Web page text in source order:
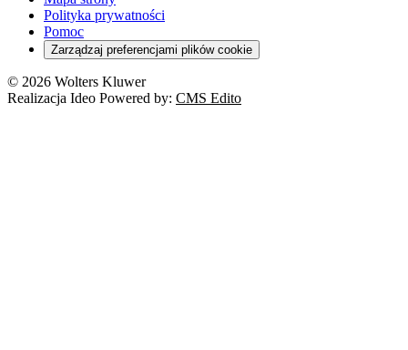
Polityka prywatności
Pomoc
Zarządzaj preferencjami plików cookie
© 2026 Wolters Kluwer
Realizacja Ideo Powered by: CMS Edito